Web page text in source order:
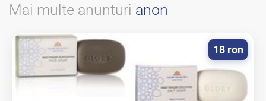
Mai multe anunturi anon
18 ron